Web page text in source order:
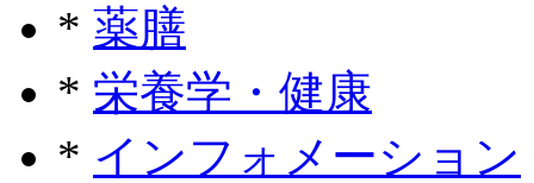
* 薬膳
* 栄養学・健康
* インフォメーション